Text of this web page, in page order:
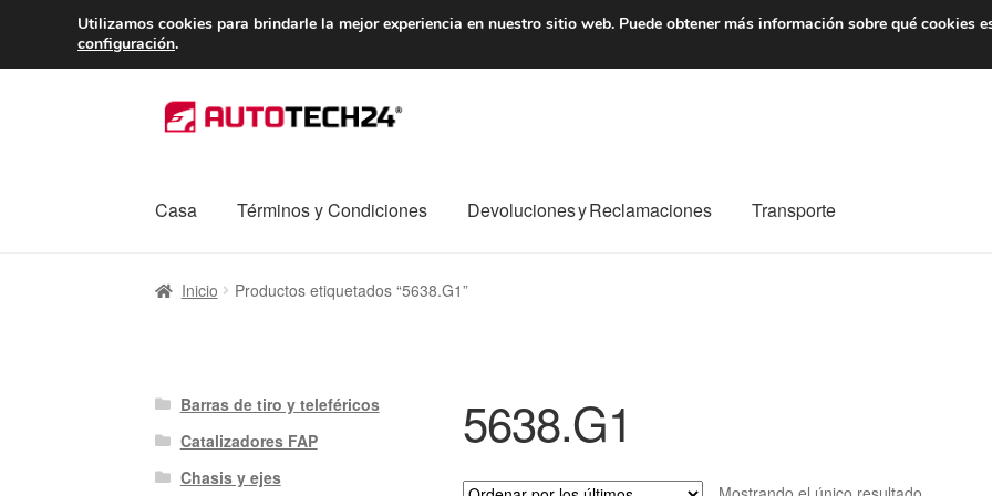
ENTREGA desde 7 EUR De lunes a viernes
Ir
a
Ir
al
Casa Términos y Condiciones Devoluciones y Reclamaciones Transporte
InicioCaja registradora CarroContacto Envío al mundo entero
Inicio Productos etiquetados “5638.G1”
5638.G1
Barras de tiro y teleféricos
Catalizadores FAP
Chasis y ejes
Utilizamos cookies para brindarle la mejor experiencia en nuestro sitio web. Puede obtener más información sobre qué cookies
configuración.